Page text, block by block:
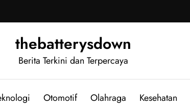
thebatterysdown
Berita Terkini dan Terpercaya
Otomotif Olahraga Kesehatan